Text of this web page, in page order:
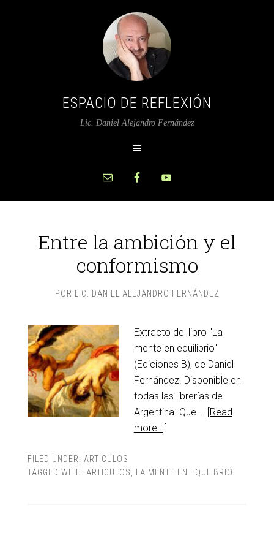
ESPACIO DE REFLEXIÓN
Lic. Daniel Alejandro Fernández
Entre la ambición y el
conformismo
POR LIC. DANIEL ALEJANDRO FERNÁNDEZ
Extracto del libro "La
mente en equilibrio"
(Ediciones B), de Daniel
Fernández. Disponible en
todas las librerías de
Argentina. Que … [Read
more...]
FILED UNDER: ARTICULOS
TAGGED WITH: ARTICULOS LA MENTE EN EQULIBRIO